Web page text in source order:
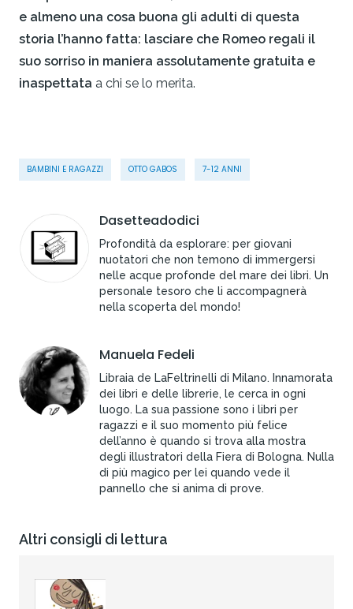
BAMBINI E RAGAZZI OTTO GABOS 7-12 ANNI
Dasetteadodici
Profondità da esplorare: per giovani
nuotatori che non temono di immergersi
nelle acque profonde del mare dei libri. Un
personale tesoro che li accompagnerà
nella scoperta del mondo!
Manuela Fedeli
Libraia de LaFeltrinelli di Milano. Innamorata
dei libri e delle librerie, le cerca in ogni
luogo. La sua passione sono i libri per
ragazzi e il suo momento più felice
dell’anno è quando si trova alla mostra
degli illustratori della Fiera di Bologna. Nulla
di più magico per lei quando vede il
pannello che si anima di prove.
e almeno una cosa buona gli adulti di questa
storia l’hanno fatta: lasciare che Romeo regali il
suo sorriso in maniera assolutamente gratuita e
inaspettata a chi se lo merita.
Altri consigli di lettura